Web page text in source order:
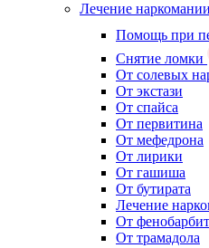
Лечение наркомании
Помощь при
Снятие ломки
От солевых
От экстази
От спайса
От первитина
От мефедрона
От лирики
От гашиша
От бутирата
Лечение
От
От трамадола